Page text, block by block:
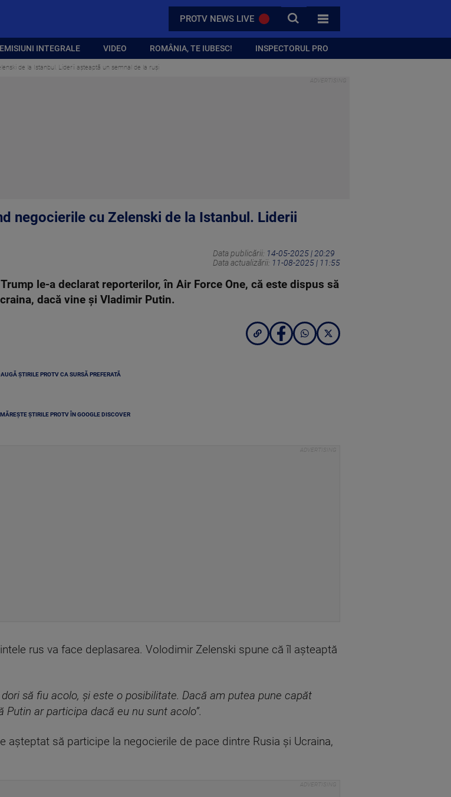
PROTV NEWS LIVE CAUTA
TOATE CATEGORIILE
EMISIUNI INTEGRALE VIDEO ROMÂNIA, TE IUBESC! INSPECTORUL PRO
de la Istanbul. Liderii așteaptă un semnal de la ruși
negocierile cu Zelenski de la Istanbul. Liderii
Data publicării: 14-05-2025 | 20:29
Data actualizării: 11-08-2025 | 11:55
le-a declarat reporterilor, în Air Force One, că este dispus să
dacă vine și Vladimir Putin.
ȘTIRILE PROTV CA SURSĂ PREFERATĂ
ȘTIRILE PROTV ÎN GOOGLE DISCOVER
rus va face deplasarea. Volodimir Zelenski spune că îl așteaptă
dori să fiu acolo, și este o posibilitate. Dacă am putea pune capăt
ar participa dacă eu nu sunt acolo”.
așteptat să participe la negocierile de pace dintre Rusia și Ucraina,